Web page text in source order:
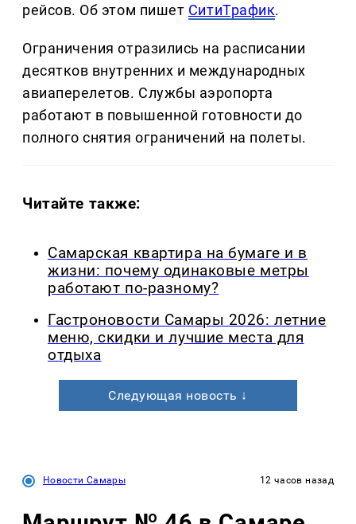
рейсов. Об этом пишет СитиТрафик.
Ограничения отразились на расписании
десятков внутренних и международных
авиаперелетов. Службы аэропорта
работают в повышенной готовности до
полного снятия ограничений на полеты.
Читайте также:
Самарская квартира на бумаге и в
жизни: почему одинаковые метры
работают по-разному?
Гастроновости Самары 2026: летние
меню, скидки и лучшие места для
отдыха
Следующая новость ↓
Новости Самары 12 часов назад